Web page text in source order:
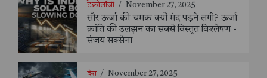
टेक्नोलॉजी / November 27, 2025
सौर ऊर्जा की चमक क्यों मंद पड़ने लगी? ऊर्जा
क्रांति की उलझन का सबसे विस्तृत विश्लेषण -
संजय सक्सेना
देश / November 27, 2025